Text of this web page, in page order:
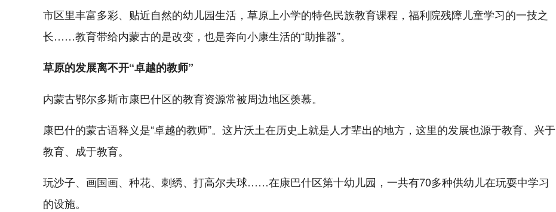
市区里丰富多彩、贴近自然的幼儿园生活，草原上小学的特色民族教育课程，福利院残障儿童学习的一技之
长……教育带给内蒙古的是改变，也是奔向小康生活的“助推器”。
草原的发展离不开“卓越的教师”
内蒙古鄂尔多斯市康巴什区的教育资源常被周边地区羡慕。
康巴什的蒙古语释义是“卓越的教师”。这片沃土在历史上就是人才辈出的地方，这里的发展也源于教育、兴于
教育、成于教育。
玩沙子、画国画、种花、刺绣、打高尔夫球……在康巴什区第十幼儿园，一共有70多种供幼儿在玩耍中学习
的设施。